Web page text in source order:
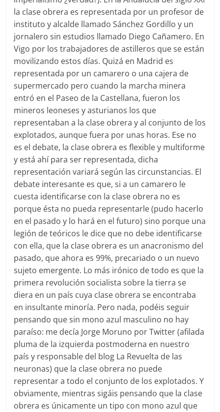
la clase obrera es representada por un profesor de
instituto y alcalde llamado Sánchez Gordillo y un
jornalero sin estudios llamado Diego Cañamero. En
Vigo por los trabajadores de astilleros que se están
movilizando estos días. Quizá en Madrid es
representada por un camarero o una cajera de
supermercado pero cuando la marcha minera
entró en el Paseo de la Castellana, fueron los
mineros leoneses y asturianos los que
representaban a la clase obrera y al conjunto de los
explotados, aunque fuera por unas horas. Ese no
es el debate, la clase obrera es flexible y multiforme
y está ahí para ser representada, dicha
representación variará según las circunstancias. El
debate interesante es que, si a un camarero le
cuesta identificarse con la clase obrera no es
porque ésta no pueda representarle (pudo hacerlo
en el pasado y lo hará en el futuro) sino porque una
legión de teóricos le dice que no debe identificarse
con ella, que la clase obrera es un anacronismo del
pasado, que ahora es 99%, precariado o un nuevo
sujeto emergente. Lo más irónico de todo es que la
primera revolución socialista sobre la tierra se
diera en un país cuya clase obrera se encontraba
en insultante minoría. Pero nada, podéis seguir
pensando que sin mono azul masculino no hay
paraíso: me decía Jorge Moruno por Twitter (afilada
pluma de la izquierda postmoderna en nuestro
país y responsable del blog La Revuelta de las
neuronas) que la clase obrera no puede
representar a todo el conjunto de los explotados. Y
obviamente, mientras sigáis pensando que la clase
obrera es únicamente un tipo con mono azul que